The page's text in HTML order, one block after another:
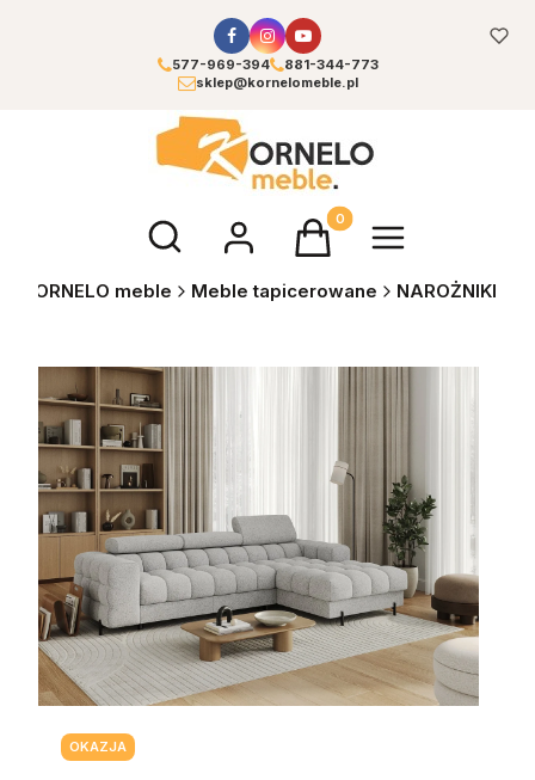
577-969-394
881-344-773
sklep@kornelomeble.pl
Otwórz wyszukiwarkęProdukty w koszyku: 0.
KORNELO meble Meble tapicerowane NAROŻNIKI
Tagi produktu
OKAZJA